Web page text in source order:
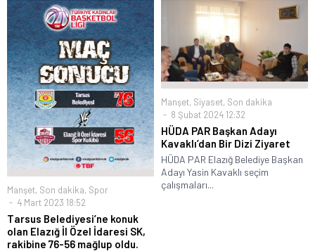
Manşet, Son dakika, Spor
4 Mart 2023 18:52
Tarsus Belediyesi’ne konuk
olan Elazığ İl Özel İdaresi SK,
rakibine 76-56 mağlup oldu.
Manşet, Siyaset, Son dakika
8 Şubat 2024 12:32
HÜDA PAR Başkan Adayı
Kavaklı’dan Bir Dizi Ziyaret
HÜDA PAR Elazığ Belediye Başkan
Adayı Yasin Kavaklı seçim
çalışmaları...